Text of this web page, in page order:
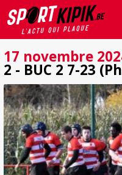
17 novembre
2 - BUC 2 7-23